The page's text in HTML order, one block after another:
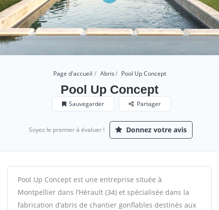
Page d'accueil Abris Pool Up Concept
Pool Up Concept
Sauvegarder Partager
Soyez le premier à évaluer ! Donnez votre avis
Pool Up Concept est une entreprise située à
Montpellier dans l’Hérault (34) et spécialisée dans la
fabrication d’abris de chantier gonflables destinés aux